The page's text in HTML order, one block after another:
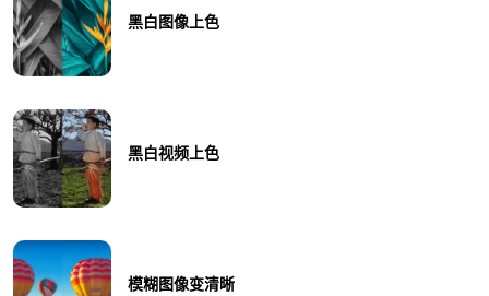
黑白图像上色
黑白视频上色
模糊图像变清晰